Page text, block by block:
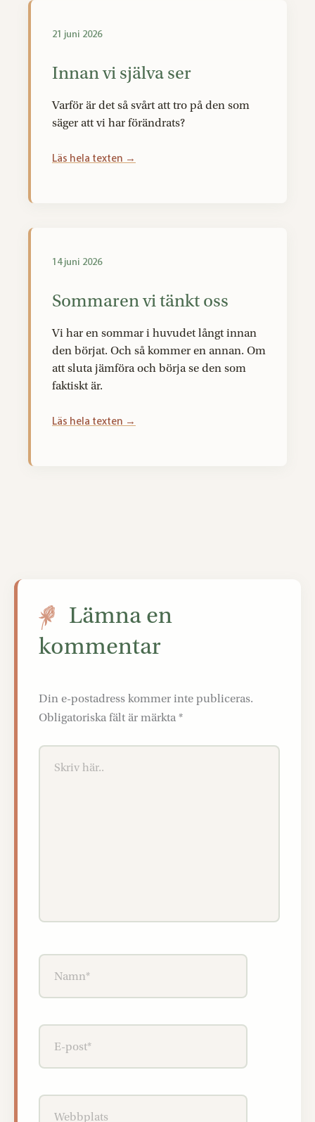
Innan vi själva ser
Varför är det så svårt att tro på den som
säger att vi har förändrats?
Läs hela texten →
21 juni 2026
Sommaren vi tänkt oss
Vi har en sommar i huvudet långt innan
den börjat. Och så kommer en annan. Om
att sluta jämföra och börja se den som
faktiskt är.
Läs hela texten →
14 juni 2026
Lämna en
kommentar
Din e-postadress kommer inte publiceras.
Obligatoriska fält är märkta *
här..
post*